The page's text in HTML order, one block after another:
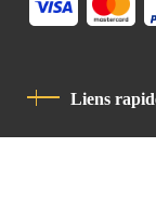
Liens